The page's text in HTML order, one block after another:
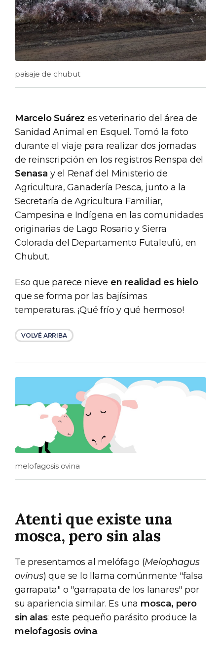
paisaje de chubut
Marcelo Suárez es veterinario del área de
Sanidad Animal en Esquel. Tomó la foto
durante el viaje para realizar dos jornadas
de reinscripción en los registros Renspa del
Senasa y el Renaf del Ministerio de
Agricultura, Ganadería Pesca, junto a la
Secretaría de Agricultura Familiar,
Campesina e Indígena en las comunidades
originarias de Lago Rosario y Sierra
Colorada del Departamento Futaleufú, en
Chubut.
Eso que parece nieve en realidad es hielo
que se forma por las bajísimas
temperaturas. ¡Qué frío y qué hermoso!
VOLVÉ ARRIBA
melofagosis ovina
Atenti que existe una
mosca, pero sin alas
Te presentamos al melófago (Melophagus
ovinus) que se lo llama comúnmente "falsa
garrapata" o "garrapata de los lanares" por
su apariencia similar. Es una mosca, pero
sin alas: este pequeño parásito produce la
melofagosis ovina.